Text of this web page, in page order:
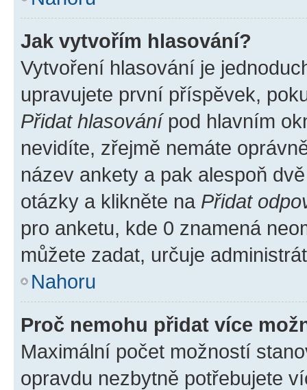
Jak vytvořím hlasování?
Vytvoření hlasování je
upravujete první příspěvek,
Přidat hlasovánípod hlavním
nevidíte, zřejmě nemáte
název ankety a pak alespoň
otázky a klikněte na Přidat
pro anketu, kde 0 znamená
můžete zadat, určuje
Nahoru
Proč nemohu přidat více
Maximální počet možností
opravdu nezbytně potřebujete